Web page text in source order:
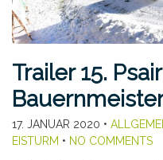
Trailer 15.
17. JANUAR 2020 •
EISTURM • NO COMMENTS